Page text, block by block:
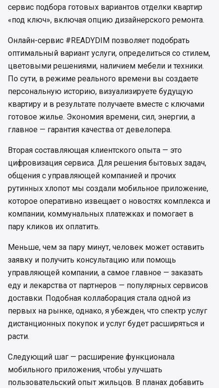
сервис подбора готовых вариантов отделки квартир
«под ключ», включая опцию дизайнерского ремонта.
Онлайн-сервис #READYDIM позволяет подобрать
оптимальный вариант услуги, определиться со стилем,
цветовыми решениями, наличием мебели и техники.
По сути, в режиме реального времени вы создаете
персональную историю, визуализируете будущую
квартиру и в результате получаете вместе с ключами
готовое жилье. Экономия времени, сил, энергии, а
главное — гарантия качества от девелопера.
Вторая составляющая клиентского опыта — это
цифровизация сервиса. Для решения бытовых задач,
общения с управляющей компанией и прочих
рутинных хлопот мы создали мобильное приложение,
которое оперативно извещает о новостях комплекса и
компании, коммунальных платежках и помогает в
пару кликов их оплатить.
Меньше, чем за пару минут, человек может оставить
заявку и получить консультацию или помощь
управляющей компании, а самое главное — заказать
еду и лекарства от партнеров — популярных сервисов
доставки. Подобная коллаборация стала одной из
первых на рынке, однако, я убежден, что спектр услуг
дистанционных покупок и услуг будет расширяться и
расти.
Следующий шаг — расширение функционала
мобильного приложения, чтобы улучшать
пользовательский опыт жильцов. В планах добавить